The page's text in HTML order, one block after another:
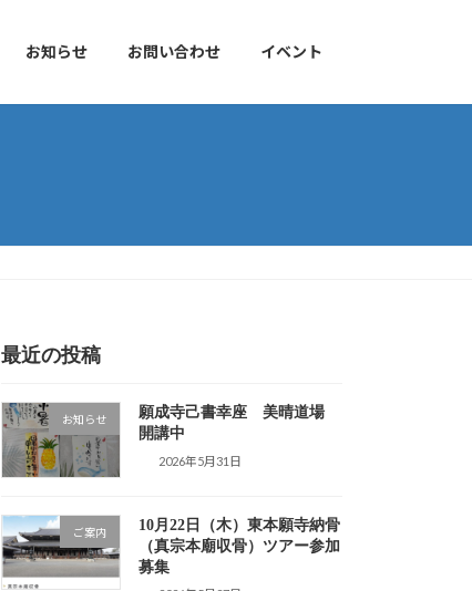
お知らせ お問い合わせ イベント
最近の投稿
お知らせ
願成寺己書幸座 美晴道場
開講中
2026年5月31日
ご案内
10月22日（木）東本願寺納骨
（真宗本廟収骨）ツアー参加
募集